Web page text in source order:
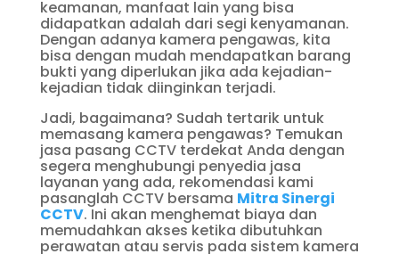
keamanan, manfaat lain yang bisa
didapatkan adalah dari segi kenyamanan.
Dengan adanya kamera pengawas, kita
bisa dengan mudah mendapatkan barang
bukti yang diperlukan jika ada kejadian-
kejadian tidak diinginkan terjadi.
Jadi, bagaimana? Sudah tertarik untuk
memasang kamera pengawas? Temukan
jasa pasang CCTV terdekat Anda dengan
segera menghubungi penyedia jasa
layanan yang ada, rekomendasi kami
pasanglah CCTV bersama Mitra Sinergi
CCTV. Ini akan menghemat biaya dan
memudahkan akses ketika dibutuhkan
perawatan atau servis pada sistem kamera